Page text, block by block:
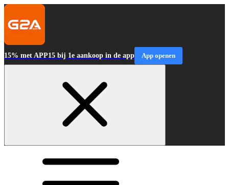
15% met APP15 bij 1e aankoop in de app App openen